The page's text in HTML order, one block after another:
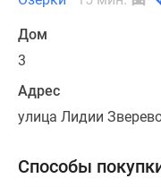
Дом
3
Адрес
улица Лидии
Способы